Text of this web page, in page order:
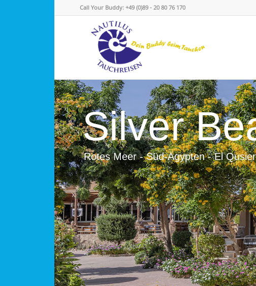
Call Your Buddy: +49 (0)89 - 20 80 76 170
Silver
Rotes Meer - Süd-Ägypten - El Qusier